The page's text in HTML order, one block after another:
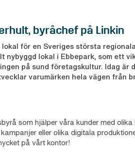
byråchef på Linkin
för en Sveriges största
nybyggd lokal i Ebbepark, som ett
på sund företagskultur. Idag är
varumärken hela vägen från
som hjälper våra kunder med
eller olika digitala
på vårt kontor!